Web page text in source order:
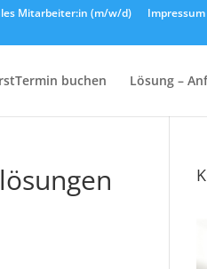
Mitarbeiter:in (m/w/d)
Impressum
buchen Lösung –